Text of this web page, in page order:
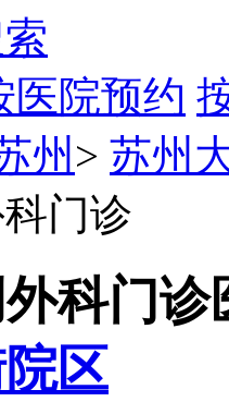
医院预约
州 > 苏州
门诊
科门诊
区